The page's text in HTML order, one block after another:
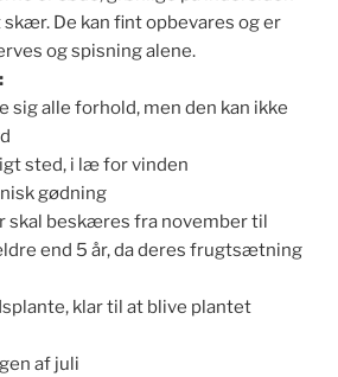
De kan fint opbevares og er
og spisning alene.
sig alle forhold, men den kan ikke
sted, i læ for vinden
gødning
skal beskæres fra november til
end 5 år, da deres frugtsætning
klar til at blive plantet
af juli